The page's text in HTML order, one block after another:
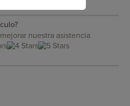
nuestra asistencia